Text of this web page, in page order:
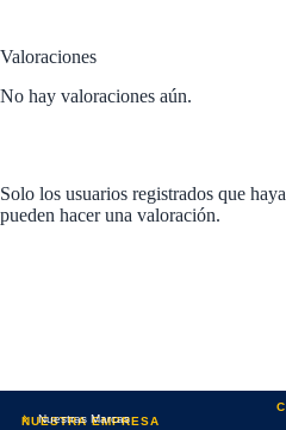
Valoraciones
No hay valoraciones aún.
Solo los usuarios registrados que
pueden hacer una valoración.
NUESTRA EMPRESA
Nuestras Marcas